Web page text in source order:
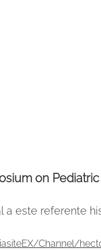
on Pediatric
a este referente
Channel/